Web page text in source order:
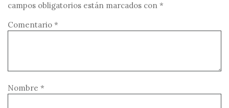
campos obligatorios están marcados con *
Comentario *
Nombre *